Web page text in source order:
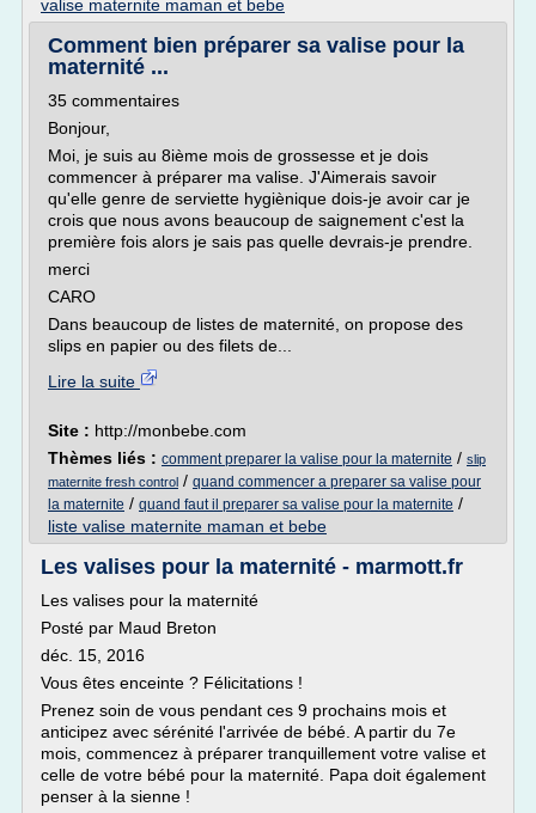
valise maternite maman et bebe
Comment bien préparer sa valise pour la
maternité ...
35 commentaires
Bonjour,
Moi, je suis au 8ième mois de grossesse et je dois
commencer à préparer ma valise. J'Aimerais savoir
qu'elle genre de serviette hygiènique dois-je avoir car je
crois que nous avons beaucoup de saignement c'est la
première fois alors je sais pas quelle devrais-je prendre.
merci
CARO
Dans beaucoup de listes de maternité, on propose des
slips en papier ou des filets de...
Lire la suite
Site : http://monbebe.com
Thèmes liés : comment preparer la valise pour la maternite / slip
maternite fresh control / quand commencer a preparer sa valise pour
la maternite / quand faut il preparer sa valise pour la maternite /
liste valise maternite maman et bebe
Les valises pour la maternité - marmott.fr
Les valises pour la maternité
Posté par Maud Breton
déc. 15, 2016
Vous êtes enceinte ? Félicitations !
Prenez soin de vous pendant ces 9 prochains mois et
anticipez avec sérénité l'arrivée de bébé. A partir du 7e
mois, commencez à préparer tranquillement votre valise et
celle de votre bébé pour la maternité. Papa doit également
penser à la sienne !